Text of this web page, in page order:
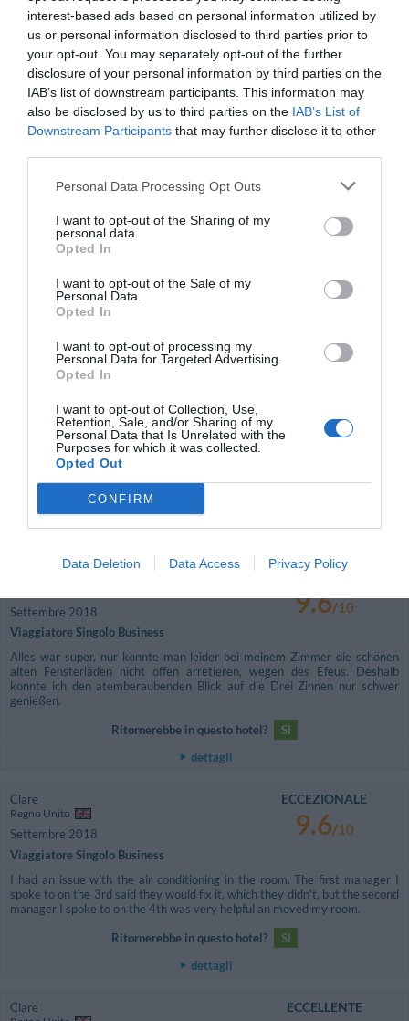
interest-based ads based on personal information utilized by
us or personal information disclosed to third parties prior to
your opt-out. You may separately opt-out of the further
disclosure of your personal information by third parties on the
IAB’s list of downstream participants. This information may
also be disclosed by us to third parties on the IAB’s List of
Downstream Participants that may further disclose it to other
Personal Data Processing Opt Outs
I want to opt-out of the Sharing of my
personal data.
Opted In
I want to opt-out of the Sale of my
Personal Data.
Opted In
I want to opt-out of processing my
Personal Data for Targeted Advertising.
Opted In
I want to opt-out of Collection, Use,
Retention, Sale, and/or Sharing of my
Personal Data that Is Unrelated with the
Purposes for which it was collected.
Opted Out
CONFIRM
Data Deletion Data Access Privacy Policy
Non molto preparati dal punto di vista fiscale.
Avevo bisogno della fattura, ma hanno emesso ricevuta prima ancora che
mettessi piede in albergo.
Ritornerebbe in questo hotel?
NON SO
dettagli
Ernst
Settembre 2018
Coppia età media superiore ai 35 anni
CARINO
/10
Hatten ein höherwertigeres Zimmer gebucht und wurden nicht darauf
aufmerksam gemacht, dass dies nicht verfügbar war. Kamen nach dem
dass wir das gebuchte Zimmer nicht mehr bekamen und man uns erklärte,
dass bei der Buchung etwas schiefging und der Zimmerpreis korrigiert
wurde. Hat aber gedauert, finde ich extrem schwach. War sicher, dass
Ritornerebbe in questo hotel?
NO
Settembre 2018
Coppia età media superiore ai 35 anni
ECCEZIONALE
Ritornerebbe in questo hotel?
Settembre 2018
Viaggiatore Singolo Business
9.6/10
Alles war super, nur konnte man leider bei meinem Zimmer die schönen
alten Fensterläden nicht offen arretieren, wegen des Efeus. Deshalb
konnte ich den atemberaubenden Blick auf die Drei Zinnen nur schwer
genießen.
Ritornerebbe in questo hotel?
SI
dettagli
Clare
Regno Unito
Settembre 2018
Viaggiatore Singolo Business
ECCEZIONALE
9.6/10
I had an issue with the air conditioning in the room. The first manager I
spoke to on the 3rd said they would fix it, which they didn't, but the second
manager I spoke to on the 4th was very helpful an moved my room.
Ritornerebbe in questo hotel?
SI
dettagli
Clare ECCELLENTE